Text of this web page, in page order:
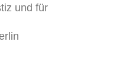
und für